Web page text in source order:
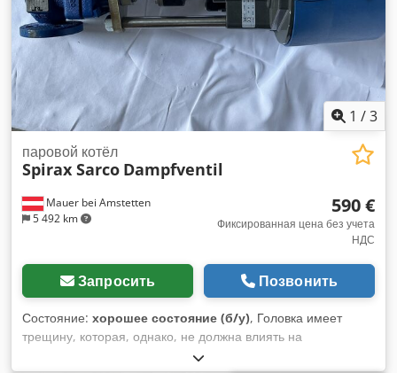
1 /3
Mauer bei Amstetten
5 492 km
паровой котёл
Spirax Sarco Dampfventil
590 €
Фиксированная цена без учета
НДС
Запросить Позвонить
Состояние: хорошее состояние (б/у), Головка имеет
трещину, которая, однако, не должна влиять на
работоспособность. Chedpfszb Axwex Alwsa